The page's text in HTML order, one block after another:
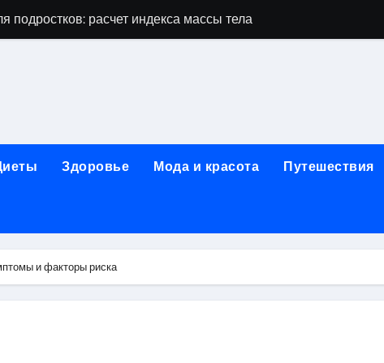
подростков: расчет индекса массы тела и ориентиры по
процедур и показания к лечению
неопределённость устойчивости в условиях
региона: современные подходы, показания и риски
в салонах красоты
и сибирским городом: варианты маршрутов, тарифы и
Здоровье Мода и красота Путешествия
и факторы риска